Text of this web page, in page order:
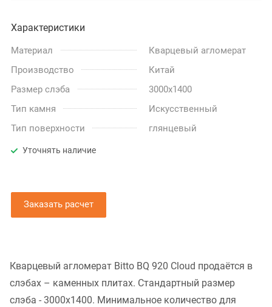
Характеристики
Материал
Кварцевый агломерат
Производство
Китай
Размер слэба
3000x1400
Тип камня
Искусственный
Тип поверхности
глянцевый
Уточнять наличие
Заказать расчет
Кварцевый агломерат Bitto BQ 920 Cloud продаётся в
слэбах – каменных плитах. Стандартный размер
слэба - 3000x1400. Минимальное количество для